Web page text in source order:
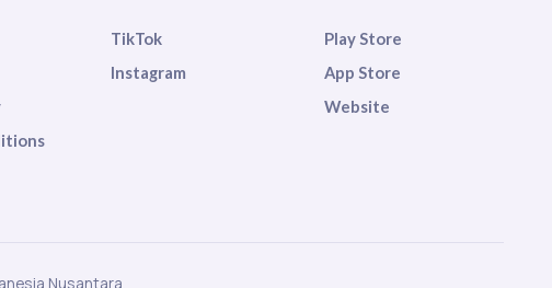
TikTok
Instagram
Play Store
App Store
Website
Nusantara.